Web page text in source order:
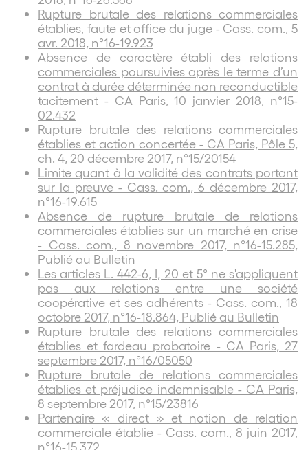
Rupture brutale des relations commerciales
établies, faute et office du juge - Cass. com., 5
avr. 2018, n°16-19.923
Absence de caractère établi des relations
commerciales poursuivies après le terme d’un
contrat à durée déterminée non reconductible
tacitement - CA Paris, 10 janvier 2018, n°15-
02.432
Rupture brutale des relations commerciales
établies et action concertée - CA Paris, Pôle 5,
ch. 4, 20 décembre 2017, n°15/20154
Limite quant à la validité des contrats portant
sur la preuve - Cass. com., 6 décembre 2017,
n°16-19.615
Absence de rupture brutale de relations
commerciales établies sur un marché en crise
- Cass. com., 8 novembre 2017, n°16-15.285,
Publié au Bulletin
Les articles L. 442-6, I, 20 et 5° ne s'appliquent
pas aux relations entre une société
coopérative et ses adhérents - Cass. com., 18
octobre 2017, n°16-18.864, Publié au Bulletin
Rupture brutale des relations commerciales
établies et fardeau probatoire - CA Paris, 27
septembre 2017, n°16/05050
Rupture brutale de relations commerciales
établies et préjudice indemnisable - CA Paris,
8 septembre 2017, n°15/23816
Partenaire « direct » et notion de relation
commerciale établie - Cass. com., 8 juin 2017,
n°16-15.372